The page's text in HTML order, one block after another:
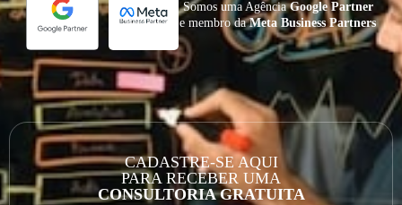
Somos uma AgênciaGoogle Partner
e membro daMeta Business Partners
CADASTRE-SE AQUI
PARA RECEBER UMA
CONSULTORIA GRATUITA